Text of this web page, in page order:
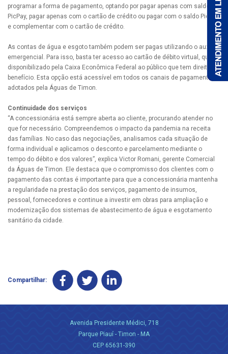
programar a forma de pagamento, optando por pagar apenas com saldo
PicPay, pagar apenas com o cartão de crédito ou pagar com o saldo PicPay
e complementar com o cartão de crédito.
As contas de água e esgoto também podem ser pagas utilizando o auxílio
emergencial. Para isso, basta ter acesso ao cartão de débito virtual, que é
disponibilizado pela Caixa Econômica Federal ao público que tem direito ao
benefício. Esta opção está acessível em todos os canais de pagamento
adotados pela Águas de Timon.
Continuidade dos serviços
“A concessionária está sempre aberta ao cliente, procurando atender no
que for necessário. Compreendemos o impacto da pandemia na receita
das famílias. No caso das negociações, analisamos cada situação de
forma individual e aplicamos o desconto e parcelamento mediante o
tempo do débito e dos valores”, explica Victor Romani, gerente Comercial
da Águas de Timon. Ele destaca que o compromisso dos clientes com o
pagamento das contas é importante para que a concessionária mantenha
a regularidade na prestação dos serviços, pagamento de insumos,
pessoal, fornecedores e continue a investir em obras para ampliação e
modernização dos sistemas de abastecimento de água e esgotamento
sanitário da cidade.
Compartilhar:
Avenida Presidente Médici, 718
Parque Piauí - Timon - MA
CEP 65631-390